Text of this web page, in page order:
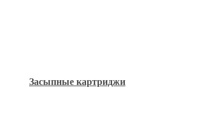
Засыпные картриджи